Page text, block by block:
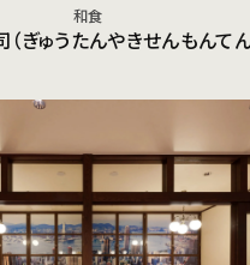
和食
ぎゅうたんやきせんもんてん